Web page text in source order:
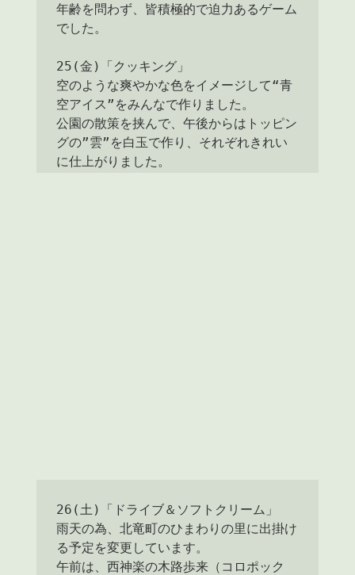
年齢を問わず、皆積極的で迫力あるゲーム
でした。
25(金)「クッキング」
空のような爽やかな色をイメージして“青
空アイス”をみんなで作りました。
公園の散策を挟んで、午後からはトッピン
グの”雲”を白玉で作り、それぞれきれい
26(土)「ドライブ＆ソフトクリーム」
雨天の為、北竜町のひまわりの里に出掛け
る予定を変更しています。
午前は、西神楽の木路歩来（コロポック